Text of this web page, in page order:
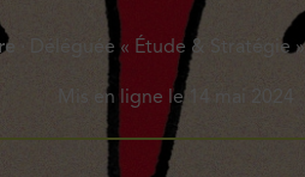
· Déléguée « Étude & Stratégie
Mis en ligne le 14 mai 2024